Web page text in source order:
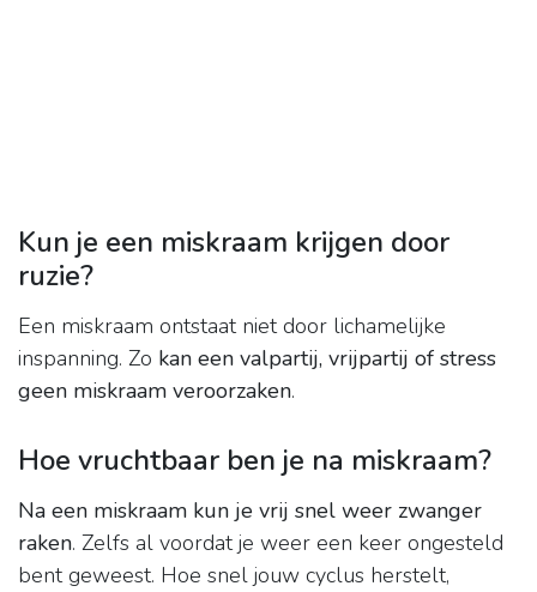
Kun je een miskraam krijgen door
ruzie?
Een miskraam ontstaat niet door lichamelijke
inspanning. Zo kan een valpartij, vrijpartij of stress
geen miskraam veroorzaken.
Hoe vruchtbaar ben je na miskraam?
Na een miskraam kun je vrij snel weer zwanger
raken. Zelfs al voordat je weer een keer ongesteld
bent geweest. Hoe snel jouw cyclus herstelt,